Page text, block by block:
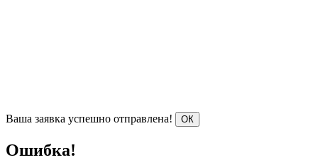
Ваша заявка успешно отправлена! ОК
Ошибка!